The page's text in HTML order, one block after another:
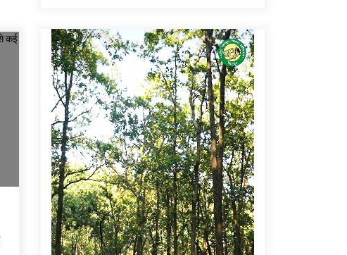
Thought Of The Day 16 May
May 16, 2022
Thought Of The Day 12 May
May 12, 2022
Thought Of The Day 9 May
May 9, 2022